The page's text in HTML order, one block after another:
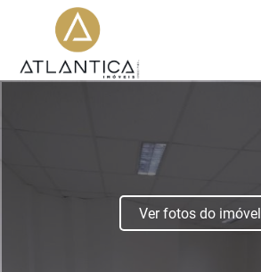
Ver fotos do imóvel